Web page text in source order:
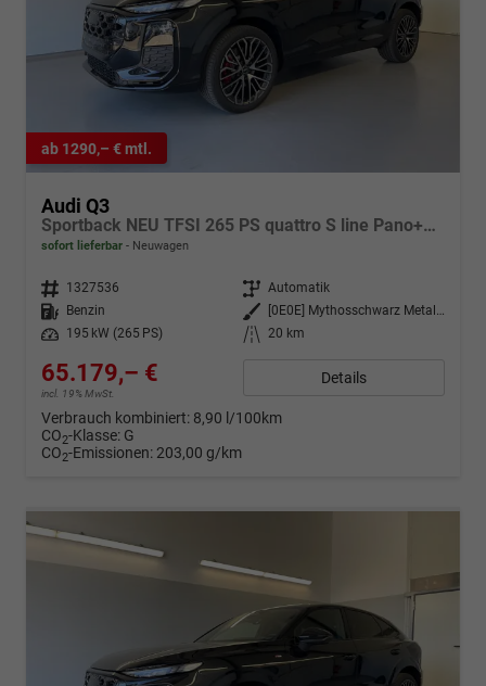
ab 1290,– € mtl.
Audi Q3
Sportback NEU TFSI 265 PS quattro S line Pano+TechPro+Matrix+AHK+HUD+Alu20+KlimaPlus+DCC+SONOS
sofort lieferbar Neuwagen
Fahrzeugnr. 1327536 Getriebe Automatik
Kraftstoff
Benzin Außenfarbe
[0E0E] Mythosschwarz Metallic
Leistung
195 kW (265 PS) Kilometerstand 20 km
65.179,– €
incl. 19% MwSt.
Details
Verbrauch kombiniert: 8,90 l/100km
CO2-Klasse: G
CO2-Emissionen: 203,00 g/km